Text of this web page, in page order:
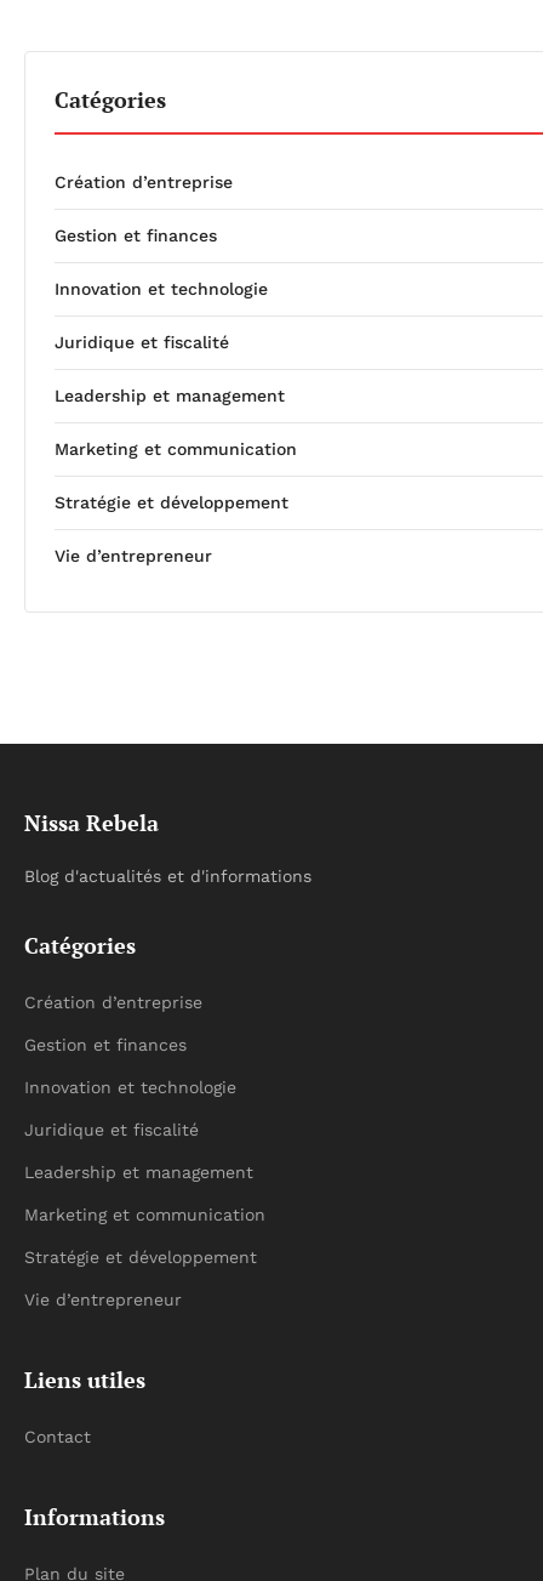
Catégories
Création d’entreprise
Gestion et finances
Innovation et technologie
Juridique et fiscalité
Leadership et management
Marketing et communication
Stratégie et développement
Vie d’entrepreneur
Nissa Rebela
Blog d'actualités et d'informations
Catégories
Création d’entreprise
Gestion et finances
Innovation et technologie
Juridique et fiscalité
Leadership et management
Marketing et communication
Stratégie et développement
Vie d’entrepreneur
Liens utiles
Contact
Informations
Plan du site